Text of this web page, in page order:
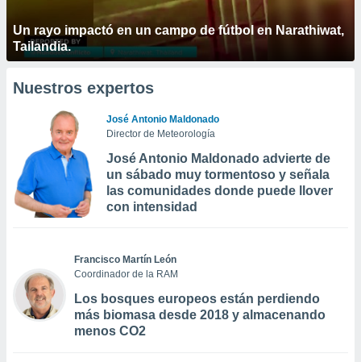
Un rayo impactó en un campo de fútbol en Narathiwat,
Tailandia.
Nuestros expertos
José Antonio Maldonado
Director de Meteorología
José Antonio Maldonado advierte de
un sábado muy tormentoso y señala
las comunidades donde puede llover
con intensidad
Francisco Martín León
Coordinador de la RAM
Los bosques europeos están perdiendo
más biomasa desde 2018 y almacenando
menos CO2